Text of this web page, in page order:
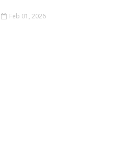
Feb 01, 2026